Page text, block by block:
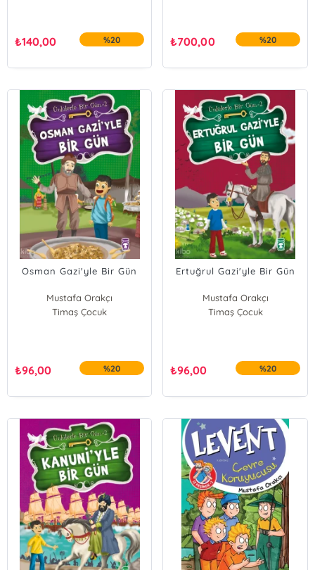
₺140,00 %20 ₺700,00 %20
Osman Gazi'yle Bir Gün
Mustafa Orakçı
Timaş Çocuk
₺96,00 %20
Ertuğrul Gazi'yle Bir Gün
Mustafa Orakçı
Timaş Çocuk
₺96,00 %20